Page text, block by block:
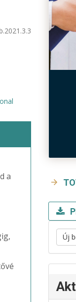
a
Új